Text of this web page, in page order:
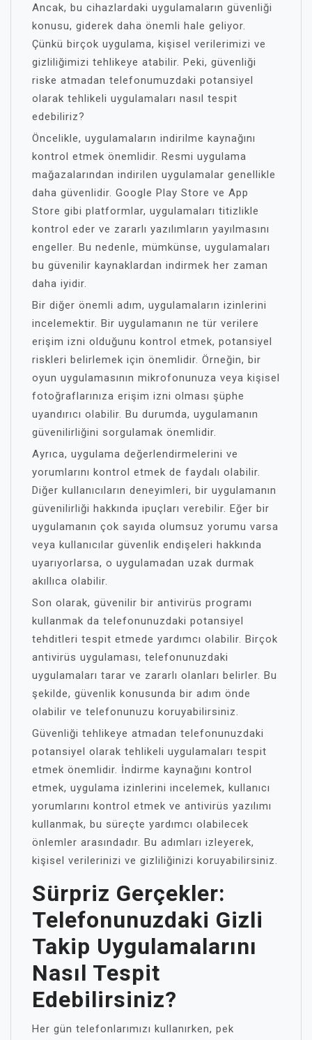
Ancak, bu cihazlardaki uygulamaların güvenliği
konusu, giderek daha önemli hale geliyor.
Çünkü birçok uygulama, kişisel verilerimizi ve
gizliliğimizi tehlikeye atabilir. Peki, güvenliği
riske atmadan telefonumuzdaki potansiyel
olarak tehlikeli uygulamaları nasıl tespit
edebiliriz?
Öncelikle, uygulamaların indirilme kaynağını
kontrol etmek önemlidir. Resmi uygulama
mağazalarından indirilen uygulamalar genellikle
daha güvenlidir. Google Play Store ve App
Store gibi platformlar, uygulamaları titizlikle
kontrol eder ve zararlı yazılımların yayılmasını
engeller. Bu nedenle, mümkünse, uygulamaları
bu güvenilir kaynaklardan indirmek her zaman
daha iyidir.
Bir diğer önemli adım, uygulamaların izinlerini
incelemektir. Bir uygulamanın ne tür verilere
erişim izni olduğunu kontrol etmek, potansiyel
riskleri belirlemek için önemlidir. Örneğin, bir
oyun uygulamasının mikrofonunuza veya kişisel
fotoğraflarınıza erişim izni olması şüphe
uyandırıcı olabilir. Bu durumda, uygulamanın
güvenilirliğini sorgulamak önemlidir.
Ayrıca, uygulama değerlendirmelerini ve
yorumlarını kontrol etmek de faydalı olabilir.
Diğer kullanıcıların deneyimleri, bir uygulamanın
güvenilirliği hakkında ipuçları verebilir. Eğer bir
uygulamanın çok sayıda olumsuz yorumu varsa
veya kullanıcılar güvenlik endişeleri hakkında
uyarıyorlarsa, o uygulamadan uzak durmak
akıllıca olabilir.
Son olarak, güvenilir bir antivirüs programı
kullanmak da telefonunuzdaki potansiyel
tehditleri tespit etmede yardımcı olabilir. Birçok
antivirüs uygulaması, telefonunuzdaki
uygulamaları tarar ve zararlı olanları belirler. Bu
şekilde, güvenlik konusunda bir adım önde
olabilir ve telefonunuzu koruyabilirsiniz.
Güvenliği tehlikeye atmadan telefonunuzdaki
potansiyel olarak tehlikeli uygulamaları tespit
etmek önemlidir. İndirme kaynağını kontrol
etmek, uygulama izinlerini incelemek, kullanıcı
yorumlarını kontrol etmek ve antivirüs yazılımı
kullanmak, bu süreçte yardımcı olabilecek
önlemler arasındadır. Bu adımları izleyerek,
kişisel verilerinizi ve gizliliğinizi koruyabilirsiniz.
Sürpriz Gerçekler:
Telefonunuzdaki Gizli
Takip Uygulamalarını
Nasıl Tespit
Edebilirsiniz?
Her gün telefonlarımızı kullanırken, pek